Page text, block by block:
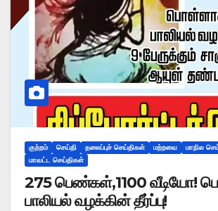
குற்றம் செய்தி தலைப்புச் செய்திகள் மற்றவை
மாநில
மாவட்ட செய்திகள்
275 பெண்கள்,1100 வீடியோ!
பாலியல் வழக்கின் தீர்ப்பு!